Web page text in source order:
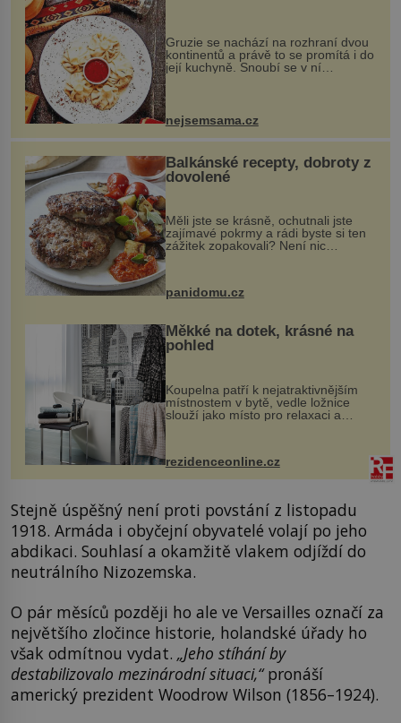
Gruzie se nachází na rozhraní dvou
kontinentů a právě to se promítá i do
její kuchyně. Snoubí se v ní
evropské a asijské chutě a díky tomu
vznikají rozmanité a chuťově bohaté
pokrmy, které rozhodně st...
nejsemsama.cz
Balkánské recepty, dobroty z
dovolené
Měli jste se krásně, ochutnali jste
zajímavé pokrmy a rádi byste si ten
zážitek zopakovali? Není nic
snazšího. Pljeskavica (10 porcí)
Možná jste ji ochutnali na dovolené v
bývalé Jugoslávii, lze ji vi...
panidomu.cz
Měkké na dotek, krásné na
pohled
Koupelna patří k nejatraktivnějším
místnostem v bytě, vedle ložnice
slouží jako místo pro relaxaci a
odpočinek. Koupelnový textil –
ručníky, osušky a koberečky –
mohou jako mávnutím kouzelného
proutku...
rezidenceonline.cz
Stejně úspěšný není proti povstání z listopadu
1918. Armáda i obyčejní obyvatelé volají po jeho
abdikaci. Souhlasí a okamžitě vlakem odjíždí do
neutrálního Nizozemska.
O pár měsíců později ho ale ve Versailles označí za
největšího zločince historie, holandské úřady ho
však odmítnou vydat. „Jeho stíhání by
destabilizovalo mezinárodní situaci,“pronáší
americký prezident Woodrow Wilson (1856–1924).